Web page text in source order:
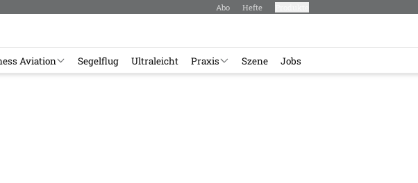
Abo Hefte
Aviation Segelflug Ultraleicht Praxis Szene Jobs